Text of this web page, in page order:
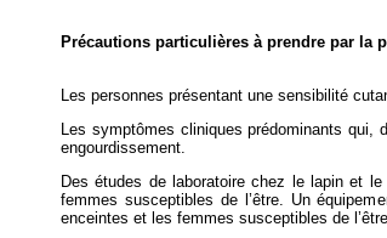
Précautions particulières à prendre par la
Les personnes présentant une sensibilité
Les symptômes cliniques prédominants qui,
engourdissement.
Des études de laboratoire chez le lapin et
femmes susceptibles de l’être. Un
enceintes et les femmes susceptibles de